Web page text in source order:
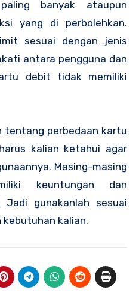
banyak ataupun
yang di perbolehkan.
sesuai dengan jenis
antara pengguna dan
debit tidak memiliki
tentang perbedaan kartu
kalian ketahui agar
Masing-masing
keuntungan dan
Jadi gunakanlah sesuai
kebutuhan kalian.